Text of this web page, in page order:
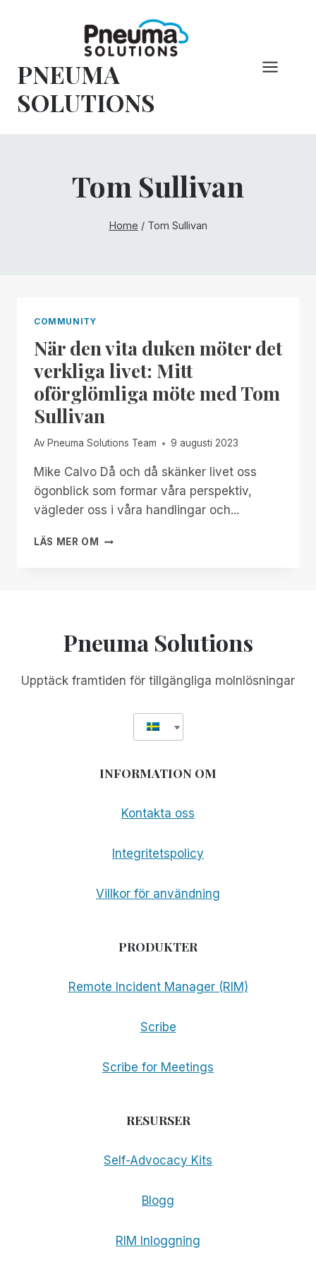
PNEUMA
SOLUTIONS
Tom Sullivan
Home / Tom Sullivan
COMMUNITY
När den vita duken möter det
verkliga livet: Mitt
oförglömliga möte med Tom
Sullivan
Av Pneuma Solutions Team 9 augusti 2023
Mike Calvo Då och då skänker livet oss
ögonblick som formar våra perspektiv,
vägleder oss i våra handlingar och...
LÄS MER OM
NÄR
LIVET:
MÖTE
SULLIVAN
Pneuma Solutions
Upptäck framtiden för tillgängliga molnlösningar
INFORMATION OM
Kontakta oss
Integritetspolicy
Villkor för användning
PRODUKTER
Remote Incident Manager (RIM)
Scribe
Scribe for Meetings
RESURSER
Self-Advocacy Kits
Blogg
RIM Inloggning